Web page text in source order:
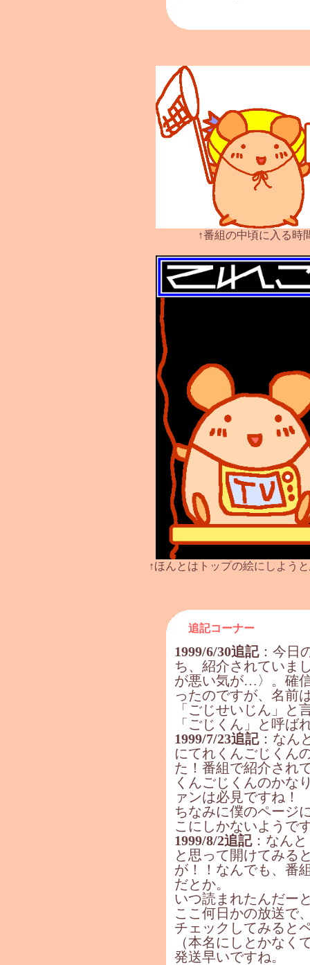
↑番組の中頃に入る時
↑ほんとはトップの絵にしよう
追記コーナー
1999/6/30追記：今日
ち、紹介されていま
が悪い気が…〉。確
ったのですが、名前
「ごじせいじん」と
「ごじくん」と呼ば
1999/7/23追記：なん
にてれくんごじくん
た！番組で紹介され
くんごじくんのかな
ァンは必見ですね！
ちなみに僕のページ
こにしかないようで
1999/8/2追記：なん
と思って開けてみる
が！！なんでも、番
だとか。
いつ読まれたんだー
ここ何日かの放送で
チェックしてみると
（本名にしとかな
発送早いですね。